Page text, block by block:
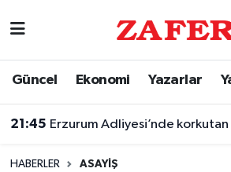
Güncel Ekonomi Yazarlar
21:45 Erzurum Adliyesi’nde korkutan yangın! Arşiv
HABERLER ASAYIŞ
Nöbetçi Eczaneler